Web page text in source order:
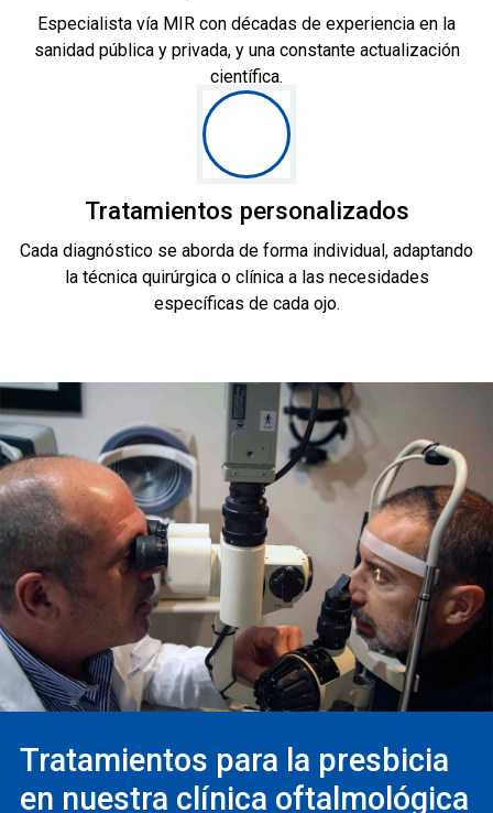
Especialista vía MIR con décadas de experiencia en la
sanidad pública y privada, y una constante actualización
científica.
Tratamientos personalizados
Cada diagnóstico se aborda de forma individual, adaptando
la técnica quirúrgica o clínica a las necesidades
específicas de cada ojo.
Tratamientos para la presbicia
en nuestra clínica oftalmológica